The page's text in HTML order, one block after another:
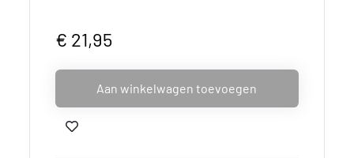
€ 21,95
Aan winkelwagen toevoegen